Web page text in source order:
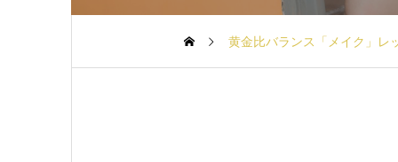
黄金比バランス「メイク」レ